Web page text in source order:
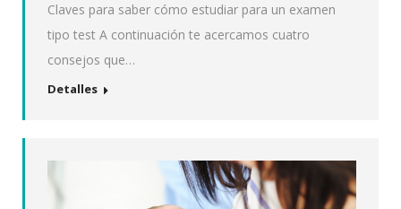
Claves para saber cómo estudiar para un examen
tipo test A continuación te acercamos cuatro
consejos que…
Detalles